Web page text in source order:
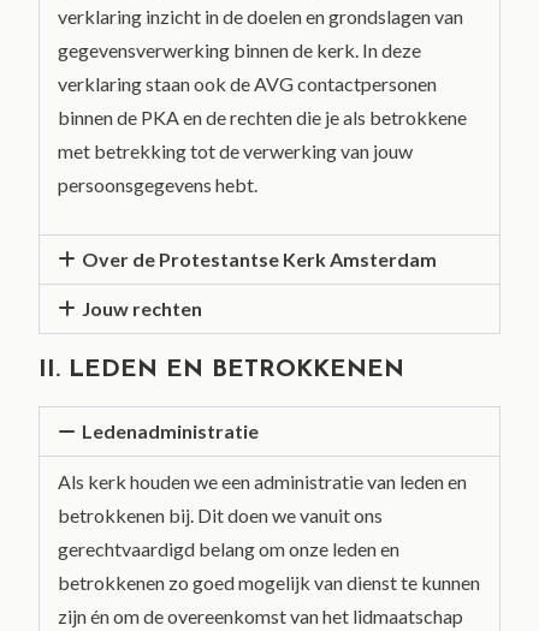
verklaring inzicht in de doelen en grondslagen van
gegevensverwerking binnen de kerk. In deze
verklaring staan ook de AVG contactpersonen
binnen de PKA en de rechten die je als betrokkene
met betrekking tot de verwerking van jouw
persoonsgegevens hebt.
Over de Protestantse Kerk Amsterdam
Jouw rechten
II. LEDEN EN BETROKKENEN
Ledenadministratie
Als kerk houden we een administratie van leden en
betrokkenen bij. Dit doen we vanuit ons
gerechtvaardigd belang om onze leden en
betrokkenen zo goed mogelijk van dienst te kunnen
zijn én om de overeenkomst van het lidmaatschap